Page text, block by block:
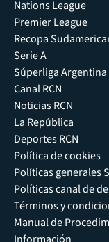
Nations League
Premier League
Recopa
Serie A
Súperliga Argentina
Canal RCN
Noticias RCN
La República
Deportes RCN
Política de cookies
Políticas generales
Políticas canal de
Términos y
Manual de